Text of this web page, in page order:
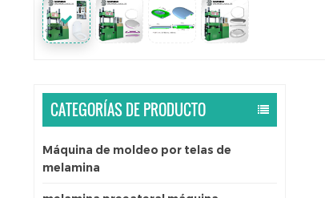
CATEGORÍAS DE PRODUCTO
Máquina de moldeo por telas de
melamina